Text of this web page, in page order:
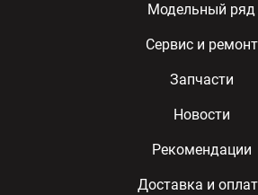
Модельный ряд
Сервис и ремонт
Запчасти
Новости
Рекомендации
Доставка и